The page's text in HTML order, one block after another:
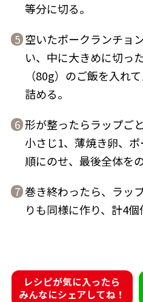
だし粉
商品情報一覧
おすすめサイト
氷熟®︎
等分に切る。
5 空いたポークランチョ
い、中に大きめに切っ
（80g）のご飯を入れ
詰める。
6 形が整ったらラップご
小さじ1、薄焼き卵、
順にのせ、最後全体を
7 巻き終わったら、ラッ
りも同様に作り、計4個
レシピが気に入ったら
みんなにシェアしてね！